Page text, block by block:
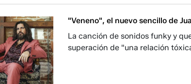
"Veneno", el nuevo sencillo de
La canción de sonidos funky y
superación de "una relación